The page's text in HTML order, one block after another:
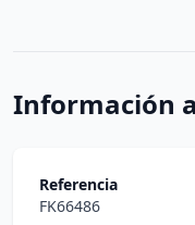
Información
Referencia
FK66486